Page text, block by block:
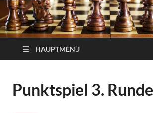
HAUPTMENÜ
Punktspiel 3. Runde